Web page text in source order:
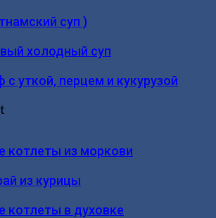
суп )
холодный суп
с уткой, перцем и кукурузой
котлеты из моркови
из курицы
котлеты в духовке